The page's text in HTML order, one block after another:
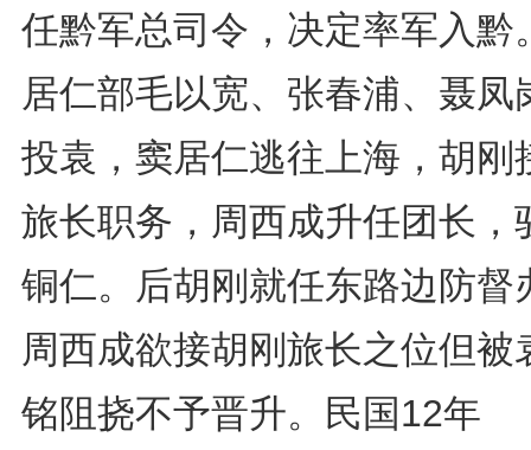
任黔军总司令，决定率军入黔
居仁部毛以宽、张春浦、聂凤
投袁，窦居仁逃往上海，胡刚
旅长职务，周西成升任团长，
铜仁。后胡刚就任东路边防督
周西成欲接胡刚旅长之位但被
铭阻挠不予晋升。民国12年